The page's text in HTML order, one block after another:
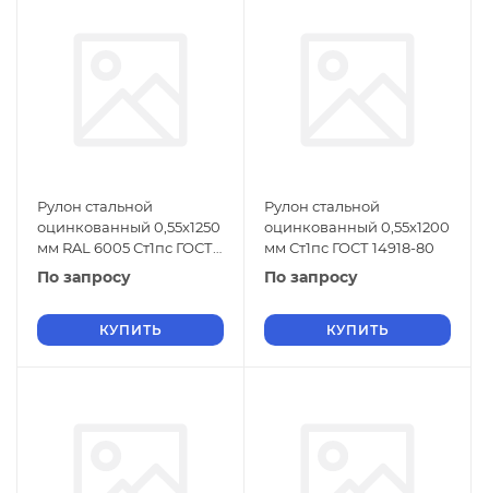
Рулон стальной
оцинкованный 0,55х1250
мм RAL 6005 Ст1пс ГОСТ
14918-80
По запросу
КУПИТЬ
Рулон стальной
оцинкованный 0,55х1200
мм Ст1пс ГОСТ 14918-80
По запросу
КУПИТЬ